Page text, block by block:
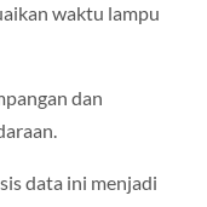
waktu lampu
dan
data ini menjadi